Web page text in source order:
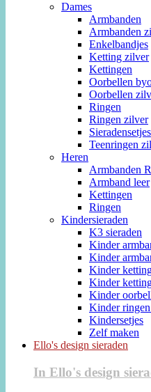
Dames
Armbanden
Armbanden
Enkelbandjes
Ketting zilver
Kettingen
Oorbellen
Oorbellen
Ringen
Ringen zilver
Sieradensetjes
Teenringen
Heren
Armbanden
Armband leer
Kettingen
Ringen
Kindersieraden
K3 sieraden
Kinder
Kinder
Kinder
Kinder
Kinder
Kinder
Kindersetjes
Zelf maken
Ello's design sieraden
In Ello's design